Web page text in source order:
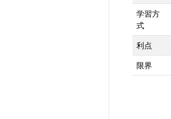
学習方
式
利点
限界